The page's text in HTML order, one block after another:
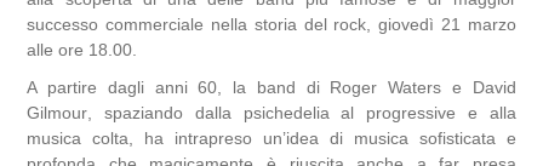
successo commerciale nella storia del rock,giovedì 21 marzo
alle ore 18.00.
A partire dagli anni 60, la band di Roger Waters e David
Gilmour, spaziando dalla psichedelia al progressive e alla
musica colta, ha intrapreso un’idea di musica sofisticata e